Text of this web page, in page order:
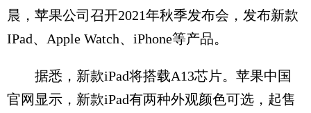
晨，苹果公司召开2021年秋季发布会，发布新款
IPad、Apple Watch、iPhone等产品。
据悉，新款iPad将搭载A13芯片。苹果中国
官网显示，新款iPad有两种外观颜色可选，起售